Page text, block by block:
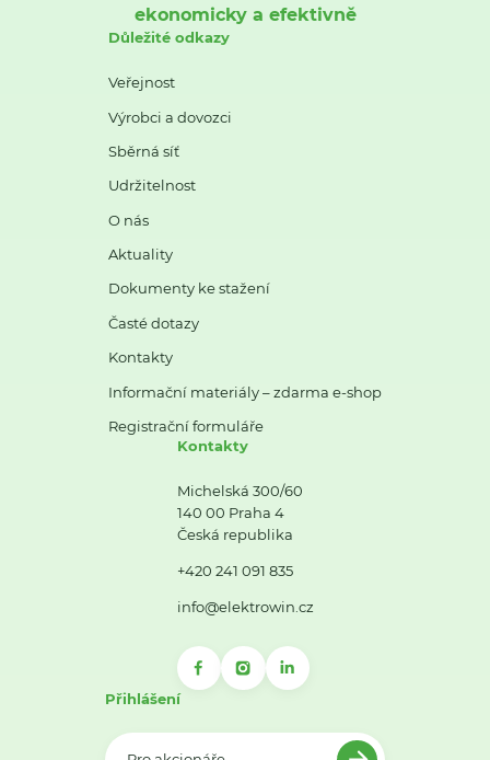
ekonomicky a efektivně
Důležité odkazy
Veřejnost
Výrobci a dovozci
Sběrná síť
Udržitelnost
O nás
Aktuality
Dokumenty ke stažení
Časté dotazy
Kontakty
Informační materiály – zdarma e-shop
Registrační formuláře
Kontakty
Michelská 300/60
140 00 Praha 4
Česká republika
+420 241 091 835
info@elektrowin.cz
Přihlášení